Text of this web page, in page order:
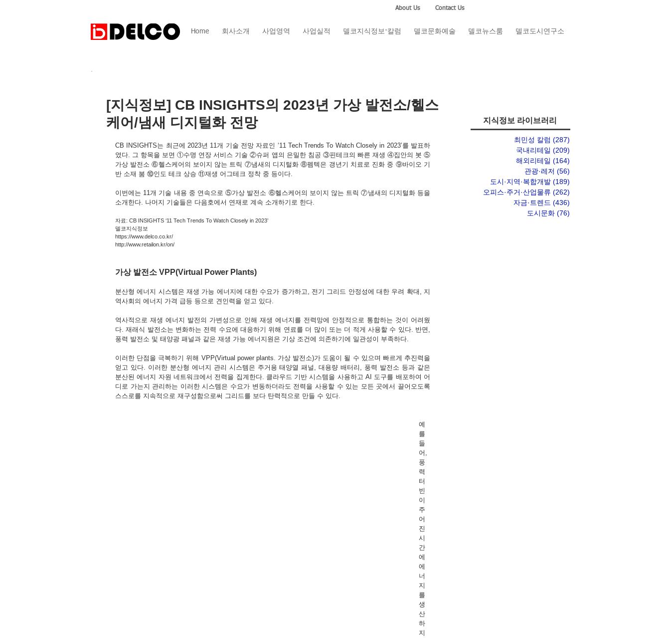
Home 회사소개 사업영역 사업실적 델코지식정보·칼럼 델코문화예술 델코뉴스룸 델코도시연구소
About Us Contact Us
지식정보 라이브러리
최민성 칼럼 (287)
국내리테일 (209)
해외리테일 (164)
관광·레저 (56)
도시·지역·복합개발 (189)
오피스·주거·산업물류 (262)
자금·트렌드 (436)
도시문화 (76)
[지식정보] CB INSIGHTS의 2023년 가상 발전소/헬스
케어/냄새 디지털화 전망
CB INSIGHTS는 최근에 2023년 11개 기술 전망 자료인 ‘11 Tech Trends To Watch Closely in 2023’를 발표하
였다. 그 항목을 보면 ①수명 연장 서비스 기술 ②슈퍼 앱의 은밀한 침공 ③핀테크의 빠른 재생 ④집안의 봇 ⑤
가상 발전소 ⑥헬스케어의 보이지 않는 트릭 ⑦냄새의 디지털화 ⑧펨텍은 갱년기 치료로 진화 중 ⑨바이오 기
반 소재 붐 ⑩인도 테크 상승 ⑪재생 어그테크 정착 중 등이다.
이번에는 11개 기술 내용 중 연속으로 ⑤가상 발전소 ⑥헬스케어의 보이지 않는 트릭 ⑦냄새의 디지털화 등을
소개한다. 나머지 기술들은 다음호에서 연재로 계속 소개하기로 한다.
자료: CB INSIGHTS ‘11 Tech Trends To Watch Closely in 2023’
델코지식정보
https://www.delco.co.kr/
http://www.retailon.kr/on/
가상 발전소 VPP(Virtual Power Plants)
분산형 에너지 시스템은 재생 가능 에너지에 대한 수요가 증가하고, 전기 그리드 안정성에 대한 우려 확대, 지
역사회의 에너지 가격 급등 등으로 견인력을 얻고 있다.
역사적으로 재생 에너지 발전의 가변성으로 인해 재생 에너지를 전력망에 안정적으로 통합하는 것이 어려웠
다. 재래식 발전소는 변화하는 전력 수요에 대응하기 위해 연료를 더 많이 또는 더 적게 사용할 수 있다. 반면,
풍력 발전소 및 태양광 패널과 같은 재생 가능 에너지원은 기상 조건에 의존하기에 일관성이 부족하다.
이러한 단점을 극복하기 위해 VPP(Virtual power plants. 가상 발전소)가 도움이 될 수 있으며 빠르게 추진력을
얻고 있다. 이러한 분산형 에너지 관리 시스템은 주거용 태양열 패널, 대용량 배터리, 풍력 발전소 등과 같은
분산된 에너지 자원 네트워크에서 전력을 집계한다. 클라우드 기반 시스템을 사용하고 AI 도구를 배포하여 어
디로 가는지 관리하는 이러한 시스템은 수요가 변동하더라도 전력을 사용할 수 있는 모든 곳에서 끌어오도록
스스로를 지속적으로 재구성함으로써 그리드를 보다 탄력적으로 만들 수 있다.
예
를
들
어,
풍
력
터
빈
이
주
어
진
시
간
에
에
너
지
를
생
산
하
지